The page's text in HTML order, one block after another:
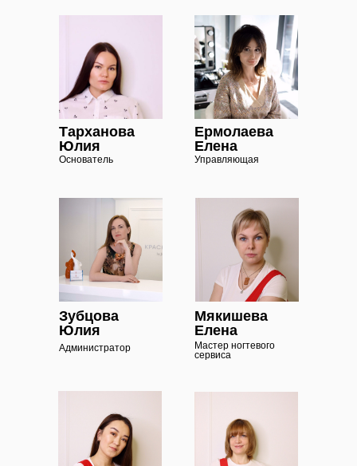
Основатель Управляющая
Администратор
Тарханова
Юлия
Ермолаева
Елена
Зубцова
Юлия
Мастер ногтевого
сервиса
Мякишева
Елена